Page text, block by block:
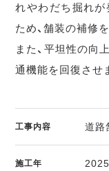
れやわだち掘れが
ため、舗装の補修
また、平坦性の向
通機能を回復させ
工事内容 道路
施工年